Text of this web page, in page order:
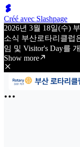
Créé avec Slashpage
2026년 3월 18일(수)
소식 부산로타리클럽
임 및 Visitor's Day를
Show more